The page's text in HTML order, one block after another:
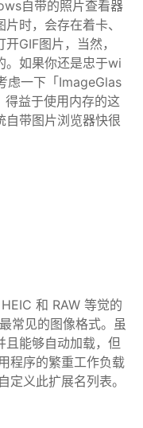
自带的照片查看器
时，会存在着卡、
GIF图片，当然，
。如果你还是忠于wi
虑一下「ImageGlas
益于使用内存的这
自带图片浏览器快很
和 RAW 等觉的
常见的图像格式。虽
且能够自动加载，但
程序的繁重工作负载
义此扩展名列表。